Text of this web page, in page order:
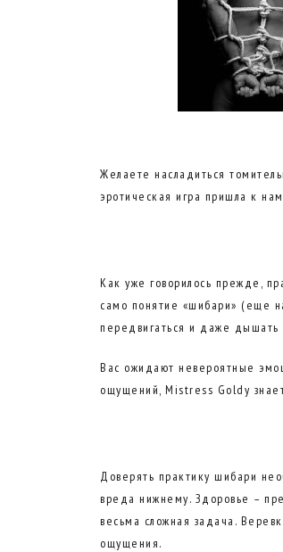
Желаете насладиться
эротическая игра пришла к
Как уже говорилось прежде,
само понятие «шибари» (еще
передвигаться и даже дышать
Вас ожидают невероятные
ощущений, Mistress Goldy
Доверять практику шибари
вреда нижнему. Здоровье –
весьма сложная задача.
ощущения.